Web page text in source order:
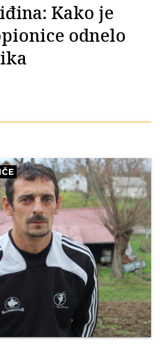
Kako je
odnelo